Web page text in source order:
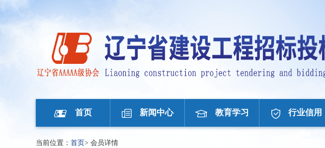
首页 新闻中心 教育学习 行业信用
当前位置： 首页> 会员详情